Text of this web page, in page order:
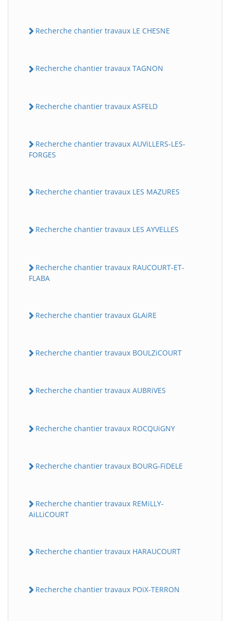
Recherche chantier travaux LE CHESNE
Recherche chantier travaux TAGNON
Recherche chantier travaux ASFELD
Recherche chantier travaux AUViLLERS-LES-
FORGES
Recherche chantier travaux LES MAZURES
Recherche chantier travaux LES AYVELLES
Recherche chantier travaux RAUCOURT-ET-
FLABA
Recherche chantier travaux GLAiRE
Recherche chantier travaux BOULZiCOURT
Recherche chantier travaux AUBRiVES
Recherche chantier travaux ROCQUiGNY
Recherche chantier travaux BOURG-FiDELE
Recherche chantier travaux REMiLLY-
AiLLiCOURT
Recherche chantier travaux HARAUCOURT
Recherche chantier travaux POiX-TERRON